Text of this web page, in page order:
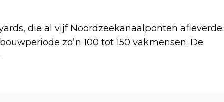
die al vijf Noordzeekanaalponten afleverde.
zo’n 100 tot 150 vakmensen. De